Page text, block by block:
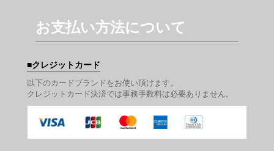
お支払い方法について
クレジットカード
以下のカードブランドをお使い頂けます。
クレジットカード決済では事務手数料は必要ありません。